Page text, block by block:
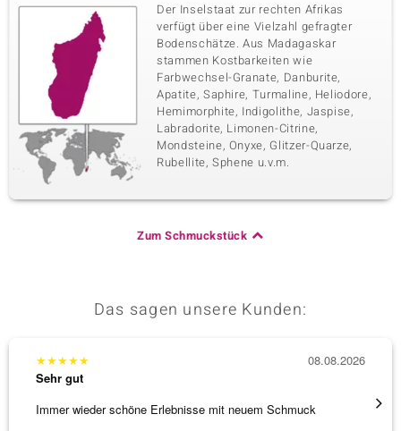
Der Inselstaat zur rechten Afrikas
verfügt über eine Vielzahl gefragter
Bodenschätze. Aus Madagaskar
stammen Kostbarkeiten wie
Farbwechsel-Granate, Danburite,
Apatite, Saphire, Turmaline, Heliodore,
Hemimorphite, Indigolithe, Jaspise,
Labradorite, Limonen-Citrine,
Mondsteine, Onyxe, Glitzer-Quarze,
Rubellite, Sphene u.v.m.
Zum Schmuckstück
Das sagen unsere Kunden:
★★★★★
Sehr gut
Immer wieder schöne Erlebnisse mit neuem Schmuck
08.08.2026